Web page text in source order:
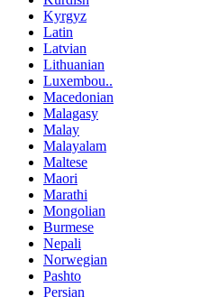
Kyrgyz
Latin
Latvian
Lithuanian
Luxembou..
Macedonian
Malagasy
Malay
Malayalam
Maltese
Maori
Marathi
Mongolian
Burmese
Nepali
Norwegian
Pashto
Persian